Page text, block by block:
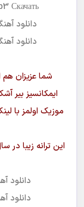
Скачать
دانلود
دانلود
شما عزیزان هم
ایمکانسیز بیر
موزیک اولمز با
این ترانه زیبا در سال ۲۰۲۴ توسط این خواننده محبوب
دانلود
دانلود